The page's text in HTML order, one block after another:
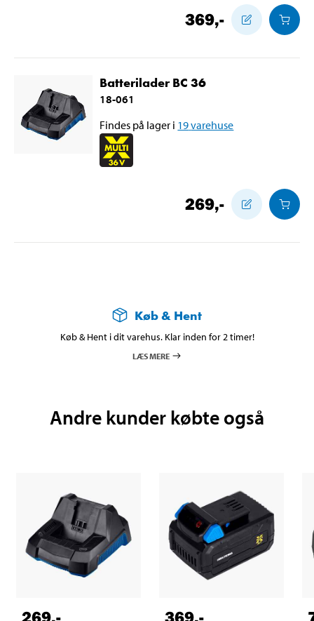
369,-
Batterilader BC 36
18-061
Findes på lager i 19varehuse
269,-
Køb & Hent
Køb & Hent i dit varehus. Klar inden for 2 timer!
LÆS MERE
Andre kunder købte også